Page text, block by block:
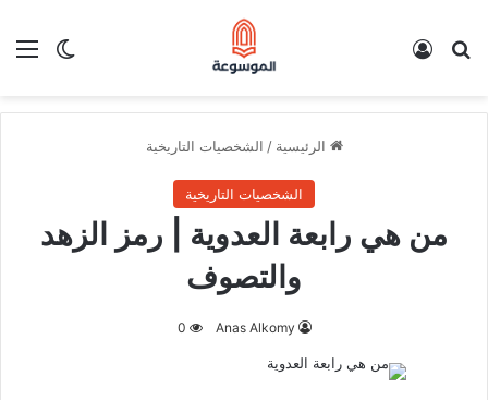
الوضع بحث عن
الرئيسية / الشخصيات التاريخية
الشخصيات التاريخية
من هي رابعة العدوية | رمز الزهد
والتصوف
Anas Alkomy
0